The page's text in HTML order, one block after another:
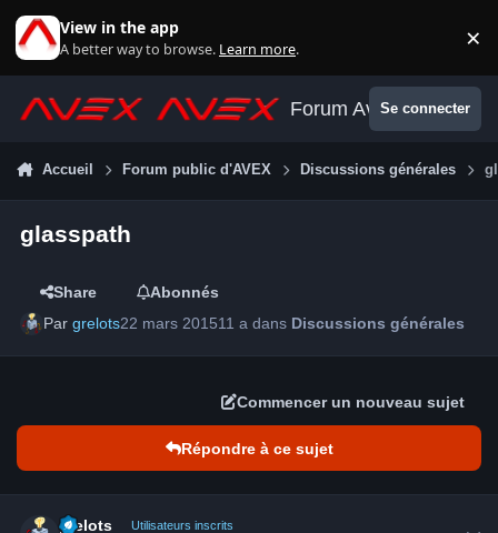
View in the app
A better way to browse. Learn more. ×
Forum AvexSe connecter
Accueil Forum public d'AVEX Discussions générales
glasspath
Share
Abonnés
Pargrelots22 mars 201511 a dans Discussions générales
Commencer un nouveau sujet
Répondre à ce sujet
grelots Utilisateurs inscrits